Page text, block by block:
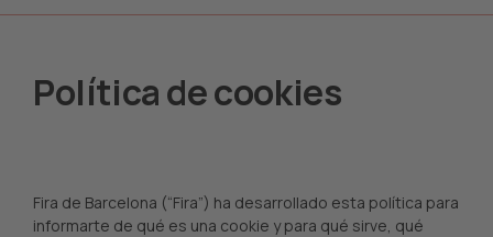
Política de cookies
Fira de Barcelona (“Fira”) ha desarrollado esta política para
informarte de qué es una cookie y para qué sirve, qué